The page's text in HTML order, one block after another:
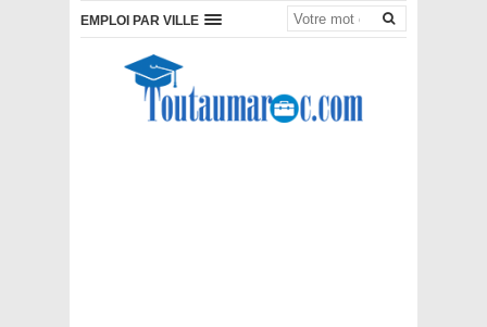
EMPLOI PAR VILLE